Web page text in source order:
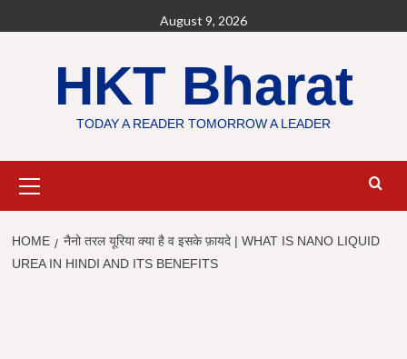
to
August 9, 2026
HKT Bharat
TODAY A READER TOMORROW A LEADER
Menu
HOME
नैनो तरल यूरिया क्या है व इसके फ़ायदे | WHAT IS NANO LIQUID
UREA IN HINDI AND ITS BENEFITS